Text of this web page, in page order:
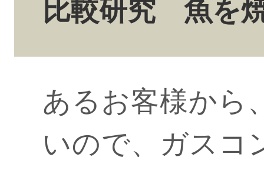
比較研究 魚を
あるお客様から
いので、ガスコ